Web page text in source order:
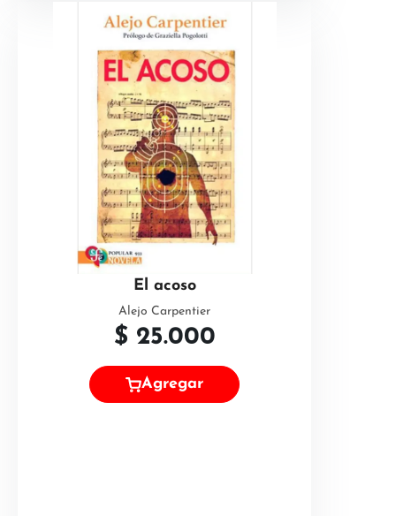
El acoso
Alejo Carpentier
$ 25.000
Agregar